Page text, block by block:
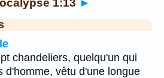
chandeliers, quelqu'un qui
d'homme, vêtu d'une longue